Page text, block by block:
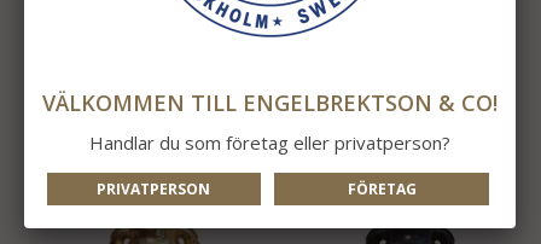
Tratt Svart
INFO KÖP
Lampolja
INFO KÖP
VÄLKOMMEN TILL ENGELBREKTSON & CO!
Handlar du som företag eller privatperson?
PRIVATPERSON FÖRETAG